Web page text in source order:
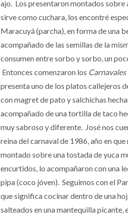
ajo. Los presentaron montados sobre
sirve como cuchara, los encontré
Maracuyá (parcha), en forma de una
acompañado de las semillas de la
consumen entre sorbo y sorbo, un
Entonces comenzaron los
presenta uno de los platos callejeros
con magret de pato y salchichas
acompañado de una tortilla de taco
muy sabroso y diferente. José nos
reina del carnaval de 1986, año en
montado sobre una tostada de yuca
encurtidos, lo acompañaron con una
pipa (coco jóven). Seguimos con el
que significa cocinar dentro de una
salteados en una mantequilla picante,